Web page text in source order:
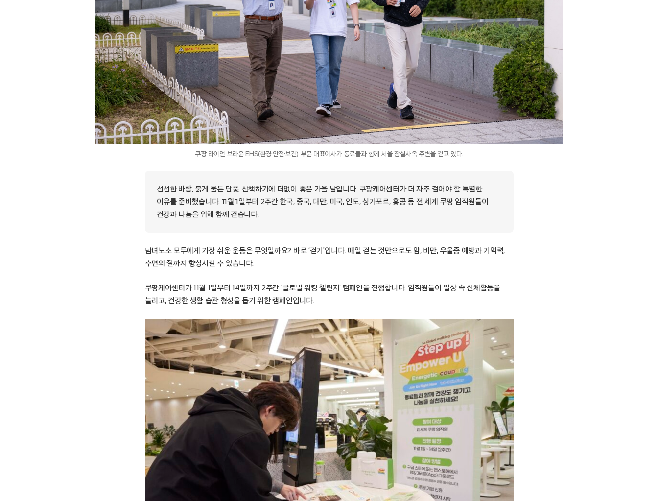
쿠팡 라이언 브라운 EHS(환경·안전·보건) 부문 대표이사가 동료들과 함께 서울 잠실사옥 주변을 걷고 있다.
선선한 바람, 붉게 물든 단풍, 산책하기에 더없이 좋은 가을 날입니다. 쿠팡케어센터가 더 자주 걸어야 할 특별한
이유를 준비했습니다. 11월 1일부터 2주간 한국, 중국, 대만, 미국, 인도, 싱가포르, 홍콩 등 전 세계 쿠팡 임직원들이
건강과 나눔을 위해 함께 걷습니다.
남녀노소 모두에게 가장 쉬운 운동은 무엇일까요? 바로 ‘걷기’입니다. 매일 걷는 것만으로도 암, 비만, 우울증 예방과 기억력,
수면의 질까지 향상시킬 수 있습니다.
쿠팡케어센터가 11월 1일부터 14일까지 2주간 ‘글로벌 워킹 챌린지’ 캠페인을 진행합니다. 임직원들이 일상 속 신체활동을
늘리고, 건강한 생활 습관 형성을 돕기 위한 캠페인입니다.